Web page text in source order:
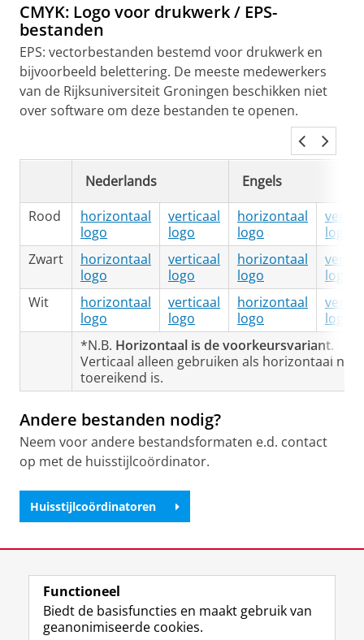
CMYK: Logo voor drukwerk / EPS-
bestanden
EPS: vectorbestanden bestemd voor drukwerk en
bijvoorbeeld belettering. De meeste medewerkers
van de Rijksuniversiteit Groningen beschikken niet
over software om deze bestanden te openen.
Nederlands
Engels
Rood
horizontaal
logo
verticaal
logo
horizontaal
logo
logo
Zwart
horizontaal
logo
verticaal
logo
horizontaal
logo
logo
Wit
horizontaal
logo
verticaal
logo
horizontaal
logo
logo
*N.B. Horizontaal is de voorkeursvariant.
Verticaal alleen gebruiken als horizontaal niet
toereikend is.
Andere bestanden nodig?
Neem voor andere bestandsformaten e.d. contact
op met de huisstijlcoördinator.
Huisstijlcoördinatoren
View this page in:English
Functioneel
Biedt de basisfuncties en maakt gebruik van
geanonimiseerde cookies.